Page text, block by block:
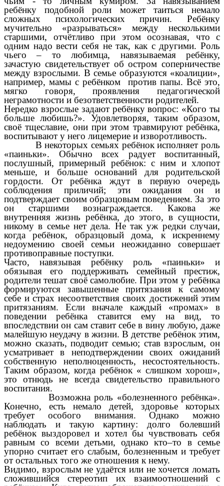
ребёнку подобной роли может таиться немало
сложных психологических причин. Ребёнку
мучительно «разрываться» между несколькими
старшими, отчётливо при этом осознавая, что с
одним надо вести себя не так, как с другими. Роль
чьего – то любимца, навязываемая ребёнку,
зачастую свидетельствует об остром соперничестве
между взрослыми. В семье образуются «коалиции»,
например, мамы с ребёнком против папы. Всё это,
мягко говоря, проявления педагогической
неграмотности и безответственности родителей.
Нередко взрослые задают ребёнку вопрос: «Кого ты
больше любишь?». Удовлетворяя, таким образом,
своё тщеславие, они при этом травмируют ребёнка,
воспитывают у него лицемерие и изворотливость.
В некоторых семьях ребёнок исполняет роль
«паиньки». Обычно всех радует воспитанный,
послушный, примерный ребёнок: с ним и хлопот
меньше, и больше оснований для родительской
гордости. От ребёнка ждут в первую очередь
соблюдения приличий; эти ожидания он и
подтверждает своим образцовым поведением. За это
он старшими вознаграждается. Какова же
внутренняя жизнь ребёнка, до этого, в сущности,
никому в семье нет дела. Не так уж редки случаи,
когда ребёнок, образцовый дома, к искреннему
недоумению своей семьи неожиданно совершает
противоправные поступки.
Часто, навязывая ребёнку роль «паиньки» и
обязывая его поддерживать семейный престиж,
родители тешат своё самолюбие. При этом у ребёнка
формируются завышенные притязания к самому
себе и страх несоответствия своих достижений этим
притязаниям. Если вначале каждый «промах» в
поведении ребёнка ставится ему на вид, то
впоследствии он сам ставит себе в вину любую, даже
малейшую неудачу в жизни. В детстве ребёнок этим,
можно сказать, подводит семью; став взрослым, он
усматривает в неподтверждении своих ожиданий
собственную неполноценность, несостоятельность.
Таким образом, когда ребёнок « слишком хорош»,
это отнюдь не всегда свидетельство правильного
воспитания.
Возможна роль «болезненного ребёнка».
Конечно, есть немало детей, здоровье которых
требует особого внимания. Однако можно
наблюдать и такую картину: долго болевший
ребёнок выздоровел и хотел бы чувствовать себя
равным со всеми детьми, однако кто–то в семье
упорно считает его слабым, болезненным и требует
от остальных того же отношения к нему.
Видимо, взрослым не удаётся или не хочется ломать
сложившийся стереотип их взаимоотношений с